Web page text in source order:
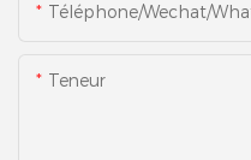
Téléphone/Wechat/
Teneur